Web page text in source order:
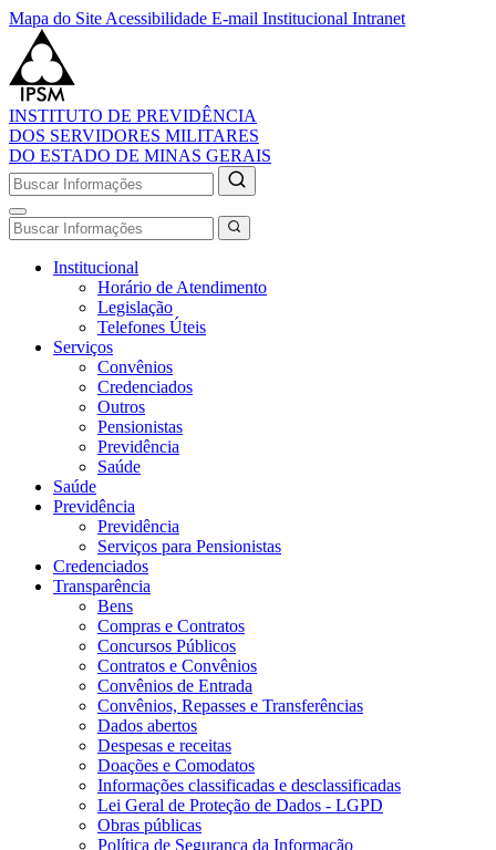
Mapa do Site Acessibilidade E-mail Institucional Intranet
INSTITUTO DE PREVIDÊNCIA
DOS SERVIDORES MILITARES
DO ESTADO DE MINAS GERAIS
Institucional
Horário de Atendimento
Legislação
Telefones Úteis
Serviços
Convênios
Credenciados
Outros
Pensionistas
Previdência
Saúde
Saúde
Previdência
Previdência
Serviços para Pensionistas
Credenciados
Transparência
Bens
Compras e Contratos
Concursos Públicos
Contratos e Convênios
Convênios de Entrada
Convênios, Repasses e Transferências
Dados abertos
Despesas e receitas
Doações e Comodatos
Informações classificadas e desclassificadas
Lei Geral de Proteção de Dados - LGPD
Obras públicas
Política de Segurança da Informação